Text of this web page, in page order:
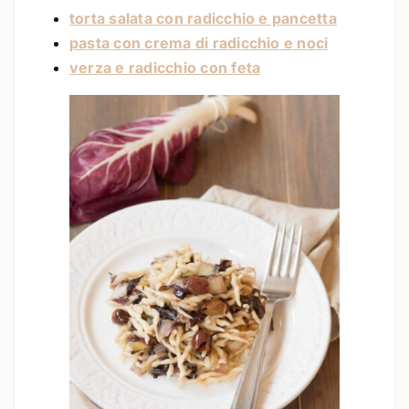
torta salata con radicchio e pancetta
pasta con crema di radicchio e noci
verza e radicchio con feta